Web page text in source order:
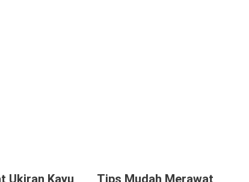
Ukiran Kayu
Tips Mudah Merawat